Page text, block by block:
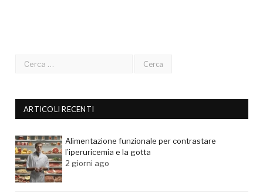
ARTICOLI RECENTI
Alimentazione funzionale per contrastare
l’iperuricemia e la gotta
2 giorni ago